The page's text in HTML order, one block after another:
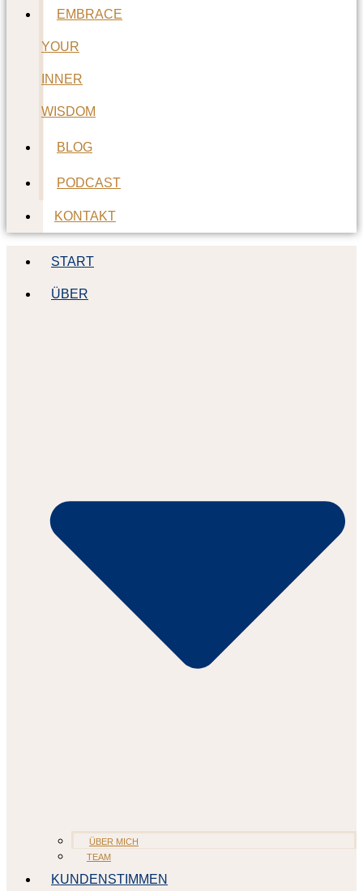
EMBRACE
YOUR
INNER
WISDOM
BLOG
PODCAST
KONTAKT
START
ÜBER
ÜBER MICH
TEAM
KUNDENSTIMMEN